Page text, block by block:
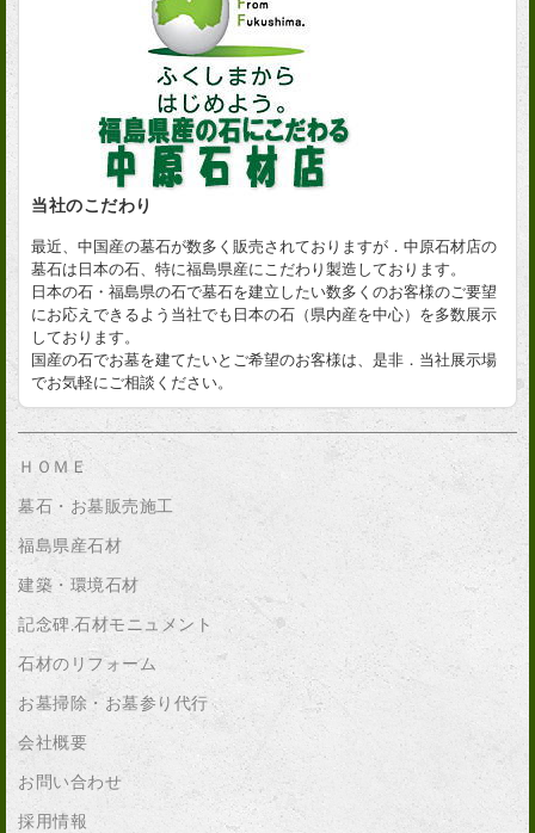
当社のこだわり
最近、中国産の墓石が数多く販売されておりますが．中原石材店の
墓石は日本の石、特に福島県産にこだわり製造しております。
日本の石・福島県の石で墓石を建立したい数多くのお客様のご要望
にお応えできるよう当社でも日本の石（県内産を中心）を多数展示
しております。
国産の石でお墓を建てたいとご希望のお客様は、是非．当社展示場
でお気軽にご相談ください。
ＨＯＭＥ
墓石・お墓販売施工
福島県産石材
建築・環境石材
記念碑,石材モニュメント
石材のリフォーム
お墓掃除・お墓参り代行
会社概要
お問い合わせ
採用情報